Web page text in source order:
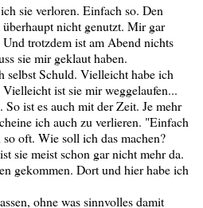
sie verloren. Einfach so. Den
nicht genutzt. Mir gar
trotzdem ist am Abend nichts
sie mir geklaut haben.
selbst Schuld. Vielleicht habe ich
ist sie mir weggelaufen...
ist es auch mit der Zeit. Je mehr
ich auch zu verlieren. "Einfach
oft. Wie soll ich das machen?
sie meist schon gar nicht mehr da.
gekommen. Dort und hier habe ich
ohne was sinnvolles damit